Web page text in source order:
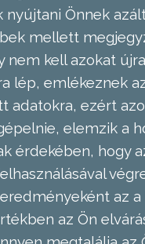
Önnek
mellett
nem kell azokat
lép, emlékeznek
adatokra, ezért
elemzik a
érdekében, hogy
az
az Ön